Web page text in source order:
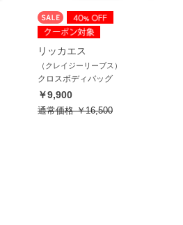
リッカエス
（クレイジーリーブス）
クロスボディバッグ
￥9,900
通常価格￥16,500